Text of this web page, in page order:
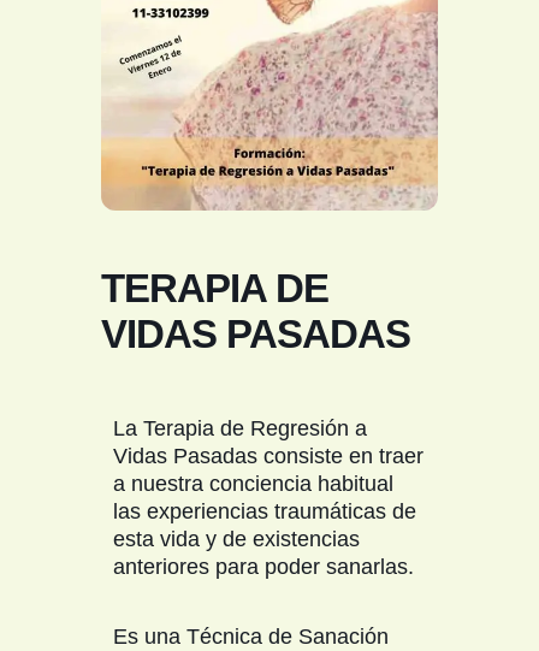
TERAPIA DE
VIDAS PASADAS
La Terapia de Regresión a
Vidas Pasadas consiste en traer
a nuestra conciencia habitual
las experiencias traumáticas de
esta vida y de existencias
anteriores para poder sanarlas.
Es una Técnica de Sanación